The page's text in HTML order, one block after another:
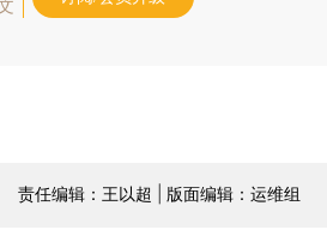
责任编辑：王以超 | 版面编辑：运维组